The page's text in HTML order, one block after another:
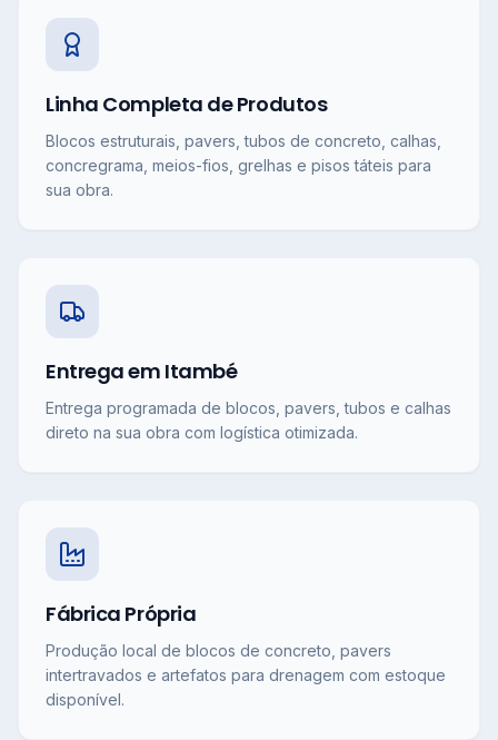
Linha Completa de Produtos
Blocos estruturais, pavers, tubos de concreto, calhas,
concregrama, meios-fios, grelhas e pisos táteis para
sua obra.
Entrega em Itambé
Entrega programada de blocos, pavers, tubos e calhas
direto na sua obra com logística otimizada.
Fábrica Própria
Produção local de blocos de concreto, pavers
intertravados e artefatos para drenagem com estoque
disponível.